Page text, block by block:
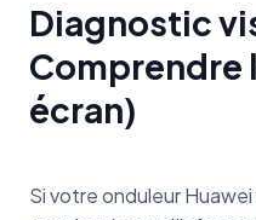
Diagnostic
Comprendre
écran)
Si votre onduleur